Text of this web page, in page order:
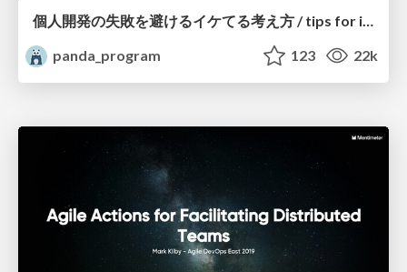
個人開発の失敗を避けるイケてる考え方 / tips for indie hackers
panda_program
123 22k